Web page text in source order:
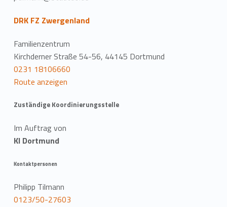
DRK FZ Zwergenland
Familienzentrum
Kirchderner Straße 54-56, 44145 Dortmund
0231 18106660
Route anzeigen
Zuständige Koordinierungsstelle
Im Auftrag von
KI Dortmund
Kontaktpersonen
Philipp Tilmann
0123/50-27603